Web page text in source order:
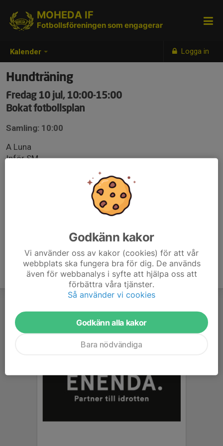
Kalender Logga in
MOHEDA IF
Fotbollsföreningen som engagerar
Hundträning
Fredag 10 jul, 10:00-15:00
Bokat fotbollsplan
Samling: 10:00
A Luna
Inför SM
Godkänn kakor
Vi använder oss av kakor (cookies) för att vår
webbplats ska fungera bra för dig. De används
även för webbanalys i syfte att hjälpa oss att
förbättra våra tjänster.
Så använder vi cookies
Godkänn alla kakor
Bara nödvändiga